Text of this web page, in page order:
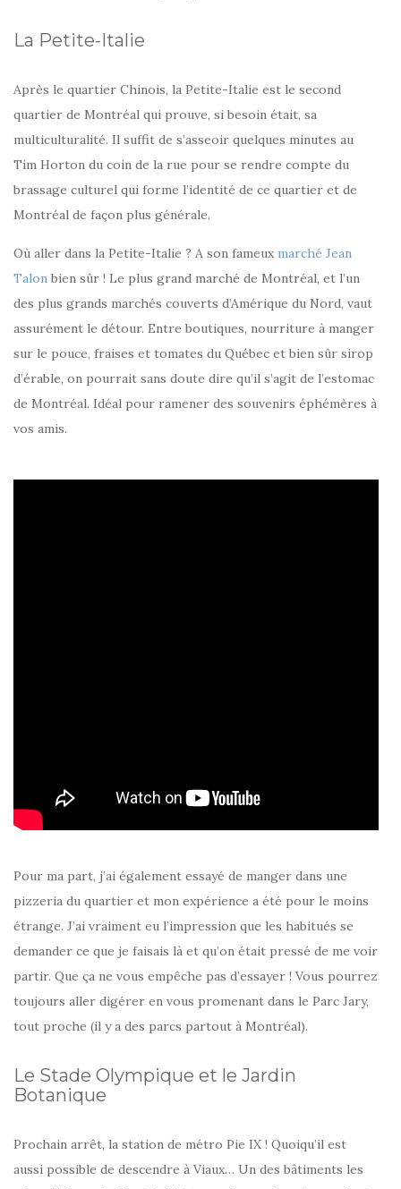
La Petite-Italie
Après le quartier Chinois, la Petite-Italie est le second
quartier de Montréal qui prouve, si besoin était, sa
multiculturalité. Il suffit de s’asseoir quelques minutes au
Tim Horton du coin de la rue pour se rendre compte du
brassage culturel qui forme l’identité de ce quartier et de
Montréal de façon plus générale.
Où aller dans la Petite-Italie ? A son fameux marché Jean
Talon bien sûr ! Le plus grand marché de Montréal, et l’un
des plus grands marchés couverts d’Amérique du Nord, vaut
assurément le détour. Entre boutiques, nourriture à manger
sur le pouce, fraises et tomates du Québec et bien sûr sirop
d’érable, on pourrait sans doute dire qu’il s’agit de l’estomac
de Montréal. Idéal pour ramener des souvenirs éphémères à
vos amis.
Pour ma part, j’ai également essayé de manger dans une
pizzeria du quartier et mon expérience a été pour le moins
étrange. J’ai vraiment eu l’impression que les habitués se
demander ce que je faisais là et qu’on était pressé de me voir
partir. Que ça ne vous empêche pas d’essayer ! Vous pourrez
toujours aller digérer en vous promenant dans le Parc Jary,
tout proche (il y a des parcs partout à Montréal).
Le Stade Olympique et le Jardin
Botanique
Prochain arrêt, la station de métro Pie IX ! Quoiqu’il est
aussi possible de descendre à Viaux… Un des bâtiments les